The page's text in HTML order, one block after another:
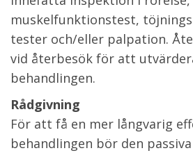
muskelfunktionstest,
tester och/eller palpation.
vid återbesök för att
behandlingen.
Rådgivning
För att få en mer långvarig
behandlingen bör den